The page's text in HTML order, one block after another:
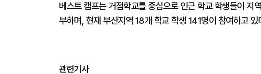
베스트 캠프는 거점학교를 중심으로 인근 학교 학생들이 지
부하며, 현재 부산지역 18개 학교 학생 141명이 참여하고 있
관련기사